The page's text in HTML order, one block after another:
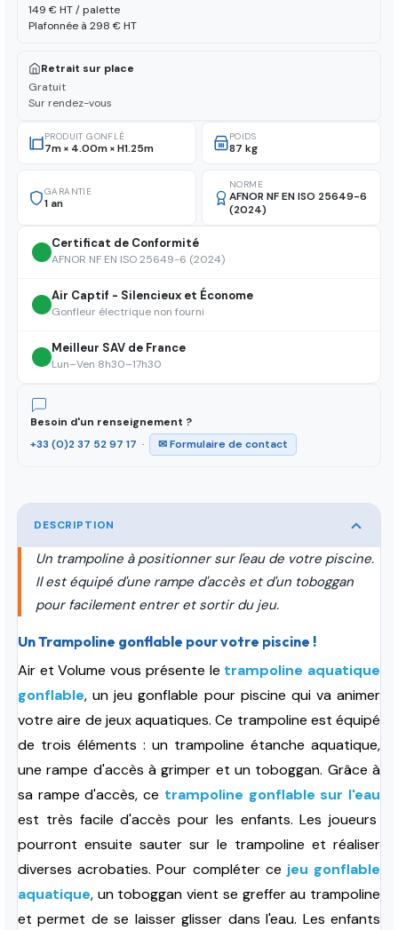
149 € HT / palette
Plafonnée à 298 € HT
Retrait sur place
Gratuit
Sur rendez-vous
PRODUIT GONFLÉ
7m × 4.00m × H1.25m
POIDS
87 kg
GARANTIE
1 an
NORME
AFNOR NF EN ISO 25649-6
(2024)
Certificat de Conformité
AFNOR NF EN ISO 25649-6 (2024)
Air Captif - Silencieux et Économe
Gonfleur électrique non fourni
Meilleur SAV de France
Lun–Ven 8h30–17h30
Besoin d'un renseignement ?
+33 (0)2 37 52 97 17 · ✉ Formulaire de contact
DESCRIPTION
Un trampoline à positionner sur l'eau de votre piscine.
Il est équipé d'une rampe d'accès et d'un toboggan
pour facilement entrer et sortir du jeu.
Un Trampoline gonflable pour votre piscine !
Air et Volume vous présente le trampoline aquatique
gonflable, un jeu gonflable pour piscine qui va animer
votre aire de jeux aquatiques. Ce trampoline est équipé
de trois éléments : un trampoline étanche aquatique,
une rampe d'accès à grimper et un toboggan. Grâce à
sa rampe d'accès, ce trampoline gonflable sur l'eau
est très facile d'accès pour les enfants. Les joueurs
pourront ensuite sauter sur le trampoline et réaliser
diverses acrobaties. Pour compléter ce jeu gonflable
aquatique, un toboggan vient se greffer au trampoline
et permet de se laisser glisser dans l'eau. Les enfants